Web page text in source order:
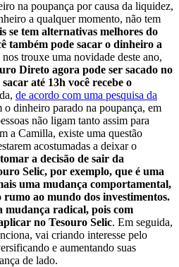
na poupança por causa da liquidez,
a qualquer momento, não tem
se tem alternativas melhores do
também pode sacar o dinheiro a
trouxe uma novidade deste ano,
Direto agora pode ser sacado no
até 13h você recebe o
de acordo com uma pesquisa da
o dinheiro parado na poupança, em
não ligam tanto assim para
a Camilla, existe uma questão
acostumadas a deixar o
tomar a decisão de sair da
Selic, por exemplo, que é uma
uma mudança comportamental,
rumo ao mundo dos investimentos.
mudança radical, pois com
no Tesouro Selic. Em seguida,
vai criando interesse pelo
e aumentando suas
de lado.